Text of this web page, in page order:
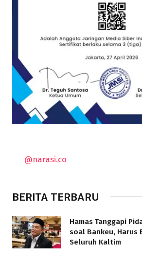
@narasi.co
BERITA TERBARU
Hamas Tanggapi
soal Bankeu, Harus
Seluruh Kaltim